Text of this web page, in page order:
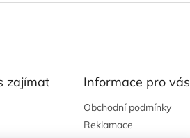
zajímat Informace pro vás
Obchodní podmínky
Reklamace